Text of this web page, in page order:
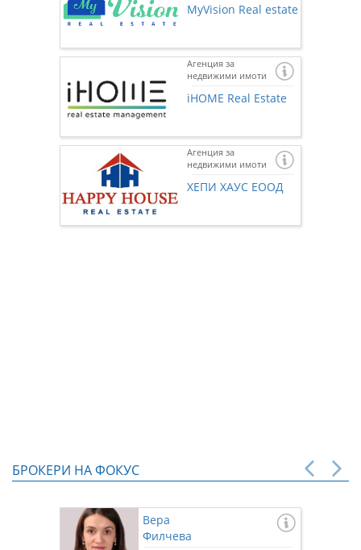
MyVision Real estate
Агенция за
недвижими имоти
iHOME Real Estate
Агенция за
недвижими имоти
ХЕПИ ХАУС ЕООД
БРОКЕРИ НА ФОКУС
Вера
Филчева